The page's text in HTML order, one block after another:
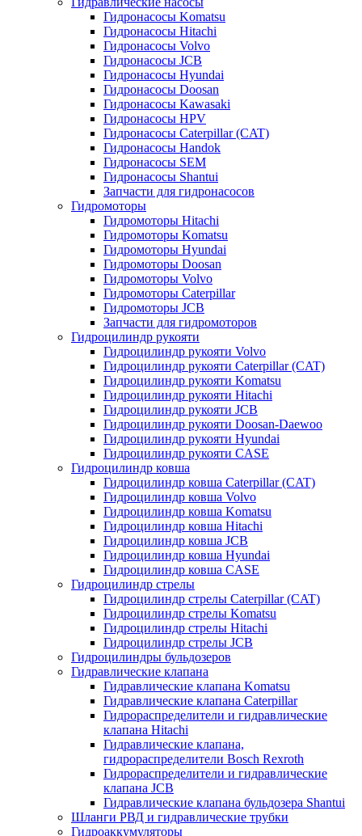
Гидронасосы Komatsu
Гидронасосы Hitachi
Гидронасосы Volvo
Гидронасосы JCB
Гидронасосы Hyundai
Гидронасосы Doosan
Гидронасосы Kawasaki
Гидронасосы HPV
Гидронасосы Caterpillar (CAT)
Гидронасосы Handok
Гидронасосы SEM
Гидронасосы Shantui
Запчасти для гидронасосов
Гидромоторы
Гидромоторы Hitachi
Гидромоторы Komatsu
Гидромоторы Hyundai
Гидромоторы Doosan
Гидромоторы Volvo
Гидромоторы Caterpillar
Гидромоторы JCB
Запчасти для гидромоторов
Гидроцилиндр рукояти
Гидроцилиндр рукояти Volvo
Гидроцилиндр рукояти Caterpillar (CAT)
Гидроцилиндр рукояти Komatsu
Гидроцилиндр рукояти Hitachi
Гидроцилиндр рукояти JCB
Гидроцилиндр рукояти Doosan-Daewoo
Гидроцилиндр рукояти Hyundai
Гидроцилиндр рукояти CASE
Гидроцилиндр ковша
Гидроцилиндр ковша Caterpillar (CAT)
Гидроцилиндр ковша Volvo
Гидроцилиндр ковша Komatsu
Гидроцилиндр ковша Hitachi
Гидроцилиндр ковша JCB
Гидроцилиндр ковша Hyundai
Гидроцилиндр ковша CASE
Гидроцилиндр стрелы
Гидроцилиндр стрелы Caterpillar (CAT)
Гидроцилиндр стрелы Komatsu
Гидроцилиндр стрелы Hitachi
Гидроцилиндр стрелы JCB
Гидроцилиндры бульдозеров
Гидравлические клапана
Гидравлические клапана Komatsu
Гидравлические клапана Caterpillar
Гидрораспределители и гидравлические
клапана Hitachi
Гидравлические клапана,
гидрораспределители Bosch Rexroth
Гидрораспределители и гидравлические
клапана JCB
Гидравлические клапана бульдозера Shantui
Шланги РВД и гидравлические трубки
Гидроаккумуляторы